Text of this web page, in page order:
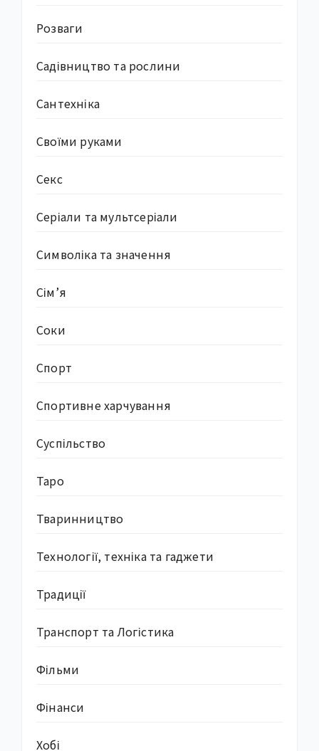
Розваги
Садівництво та рослини
Сантехніка
Своїми руками
Секс
Серіали та мультсеріали
Символіка та значення
Сім’я
Соки
Спорт
Спортивне харчування
Суcпільство
Таро
Тваринництво
Технології, техніка та гаджети
Традиції
Транспорт та Логістика
Фільми
Фінанси
Хобі